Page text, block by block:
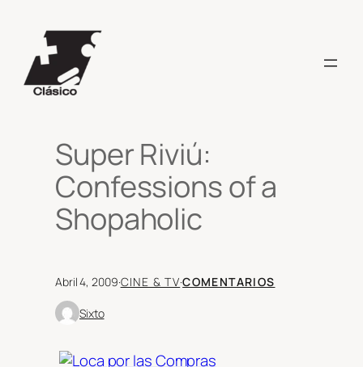
contenido
Super Riviú:
Confessions of a
Shopaholic
Abril 4, 2009·CINE & TV·COMENTARIOS
Sixto